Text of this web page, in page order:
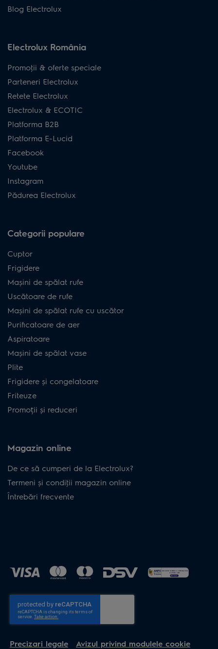
Blog Electrolux
Electrolux România
Promoţii & oferte speciale
Parteneri Electrolux
Retete Electrolux
Electrolux & ECOTIC
Platforma B2B
Platforma E-Lucid
Facebook
Youtube
Instagram
Pădurea Electrolux
Categorii populare
Cuptor
Frigidere
Mașini de spălat rufe
Uscătoare de rufe
Mașini de spălat rufe cu uscător
Purificatoare de aer
Aspiratoare
Mașini de spălat vase
Plite
Frigidere și congelatoare
Friteuze
Promoții și reduceri
Magazin online
De ce să cumperi de la Electrolux?
Termeni și condiţii magazin online
Întrebări frecvente
Precizari legale Avizul privind modulele cookie